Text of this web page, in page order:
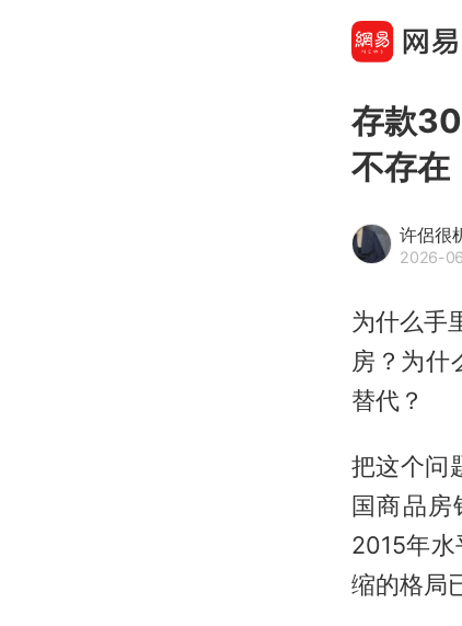
存款
不存在
许侶很
2026-
为什么手
房？为什
替代？
把这个问
国商品房
2015年
缩的格局